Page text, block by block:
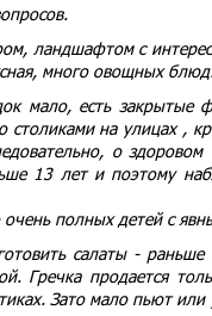
ландшафтом с
много овощных
мало, есть закрытые
на улицах ,
о здоровом
13 лет и поэтому
полных детей с
салаты - раньше
Гречка продается
Зато мало пьют или